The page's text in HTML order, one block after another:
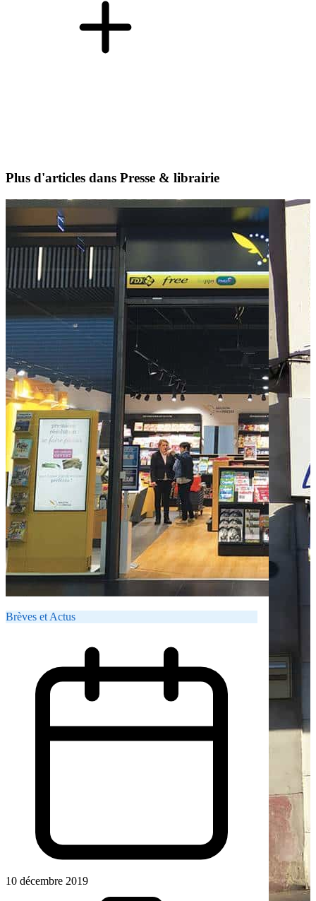
Plus d'articles dans Presse & librairie
Brèves et Actus
10 décembre 2019